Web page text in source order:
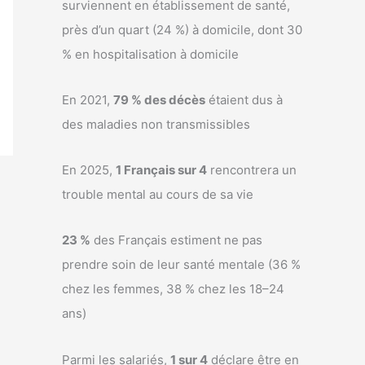
surviennent en établissement de santé,
près d’un quart (24 %) à domicile, dont 30
% en hospitalisation à domicile
En 2021, 79 % des décès étaient dus à
des maladies non transmissibles
En 2025, 1 Français sur 4 rencontrera un
trouble mental au cours de sa vie
23 % des Français estiment ne pas
prendre soin de leur santé mentale (36 %
chez les femmes, 38 % chez les 18–24
ans)
Parmi les salariés, 1 sur 4 déclare être en